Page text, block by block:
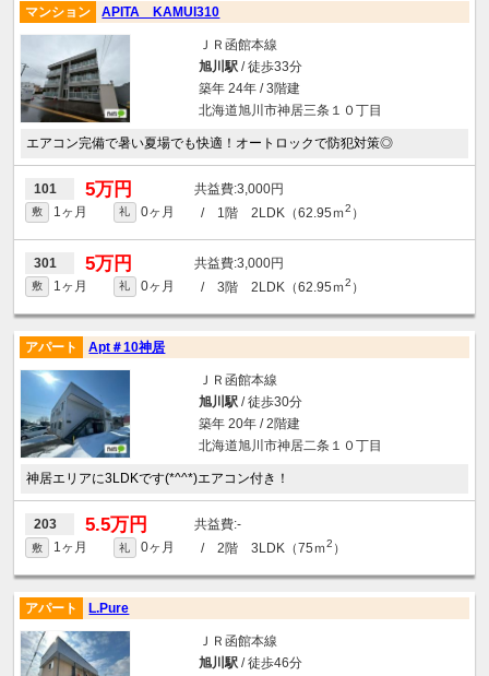
マンション APITA KAMUI310
ＪＲ函館本線
旭川駅/ 徒歩33分
築年 24年 / 3階建
北海道旭川市神居三条１０丁目
エアコン完備で暑い夏場でも快適！オートロックで防犯対策◎
101 5万円 3,000円
敷 1ヶ月 礼 0ヶ月 / 1階 2LDK（62.95ｍ2 ）
301 5万円 3,000円
敷 1ヶ月 礼 0ヶ月 / 3階 2LDK（62.95ｍ2 ）
アパート Apt＃10神居
ＪＲ函館本線
旭川駅/ 徒歩30分
築年 20年 / 2階建
北海道旭川市神居二条１０丁目
神居エリアに3LDKです(*^^*)エアコン付き！
203 5.5万円 -
敷 1ヶ月 礼 0ヶ月 / 2階 3LDK（75ｍ2 ）
アパート L.Pure
ＪＲ函館本線
旭川駅/ 徒歩46分